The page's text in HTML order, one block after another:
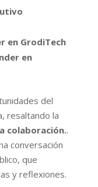
en GrodiTech
en
del
resaltando la
colaboración..
conversación
que
y reflexiones.